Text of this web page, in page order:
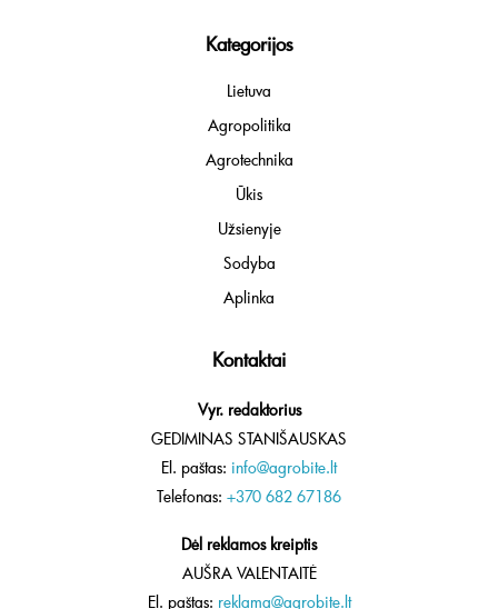
Kategorijos
Lietuva
Agropolitika
Agrotechnika
Ūkis
Užsienyje
Sodyba
Aplinka
Kontaktai
Vyr. redaktorius
GEDIMINAS STANIŠAUSKAS
El. paštas: info@agrobite.lt
Telefonas: +370 682 67186
Dėl reklamos kreiptis
AUŠRA VALENTAITĖ
El. paštas: reklama@agrobite.lt